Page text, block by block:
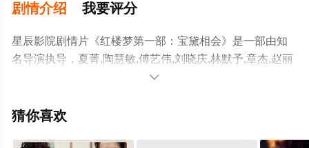
剧情介绍 我要评分
星辰影院剧情片《红楼梦第一部：宝黛相会》是一部由知
名导演执导，夏菁,陶慧敏,傅艺伟,刘晓庆,林默予,章杰,赵丽
蓉,何赛飞,李法曾等演员精彩演绎的大陆电影，大结局剧情
大全就来星辰影视，更多相关信息可移步至豆瓣电影、电

猜你喜欢